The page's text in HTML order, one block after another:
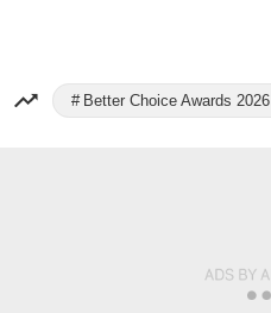
Better Choice Awards 2026